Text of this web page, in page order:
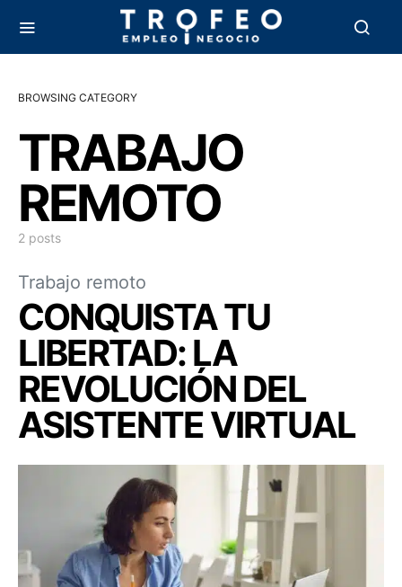
BROWSING CATEGORY
TRABAJO
REMOTO
2 posts
Trabajo remoto
CONQUISTA TU
LIBERTAD: LA
REVOLUCIÓN DEL
ASISTENTE VIRTUAL